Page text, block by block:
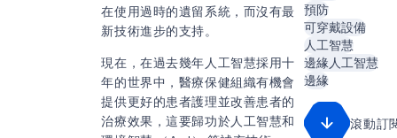
什麼是邊緣 AI？
在使用過時的遺留系統，而沒有最
新技術進步的支持。
現在，在過去幾年人工智慧採用十
年的世界中，醫療保健組織有機會
提供更好的患者護理並改善患者的
治療效果，這要歸功於人工智慧和
預防
可穿戴設備
人工智慧
邊緣人工智慧
邊緣
滾動訂